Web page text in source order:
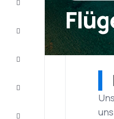
Kurzurlaub